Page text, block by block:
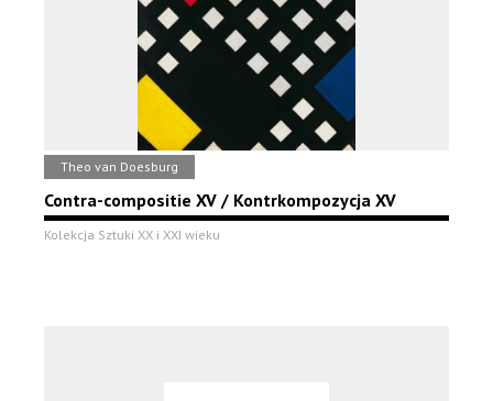
Theo van Doesburg
Contra-compositie XV / Kontrkompozycja XV
Kolekcja Sztuki XX i XXI wieku